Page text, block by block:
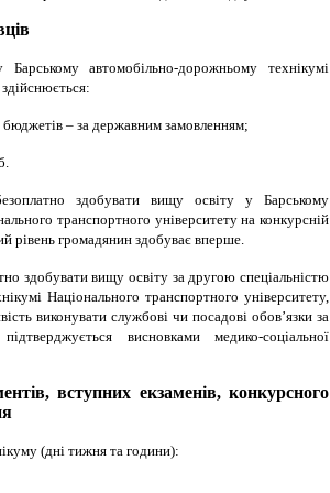
автомобільно-дорожньому технікумі
бюджетів – за державним замовленням;
здобувати вищу освіту у Барському
транспортного університету на конкурсній
рівень громадянин здобуває вперше.
здобувати вищу освіту за другою спеціальністю
Національного транспортного університету,
виконувати службові чи посадові обов’язки за
висновками медико-соціальної
вступних екзаменів, конкурсного
(дні тижня та години):